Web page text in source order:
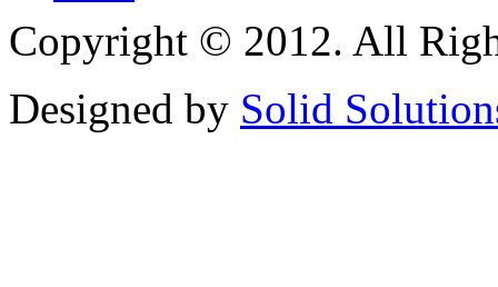
Copyright © 2012. All
Designed by Solid